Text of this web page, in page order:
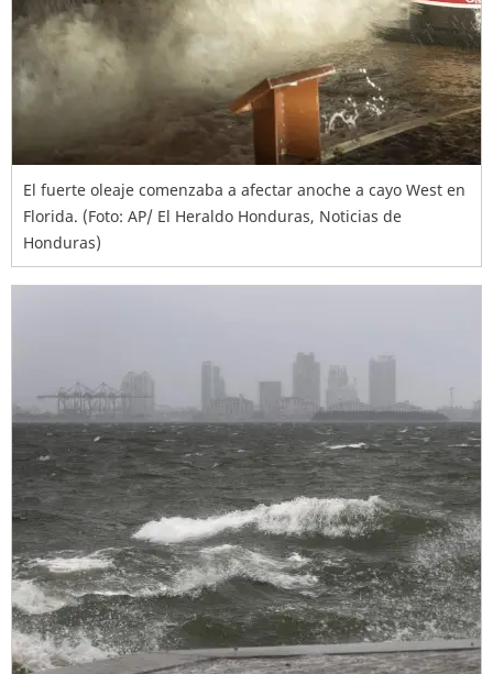
El fuerte oleaje comenzaba a afectar anoche a cayo West en
Florida. (Foto: AP/ El Heraldo Honduras, Noticias de
Honduras)